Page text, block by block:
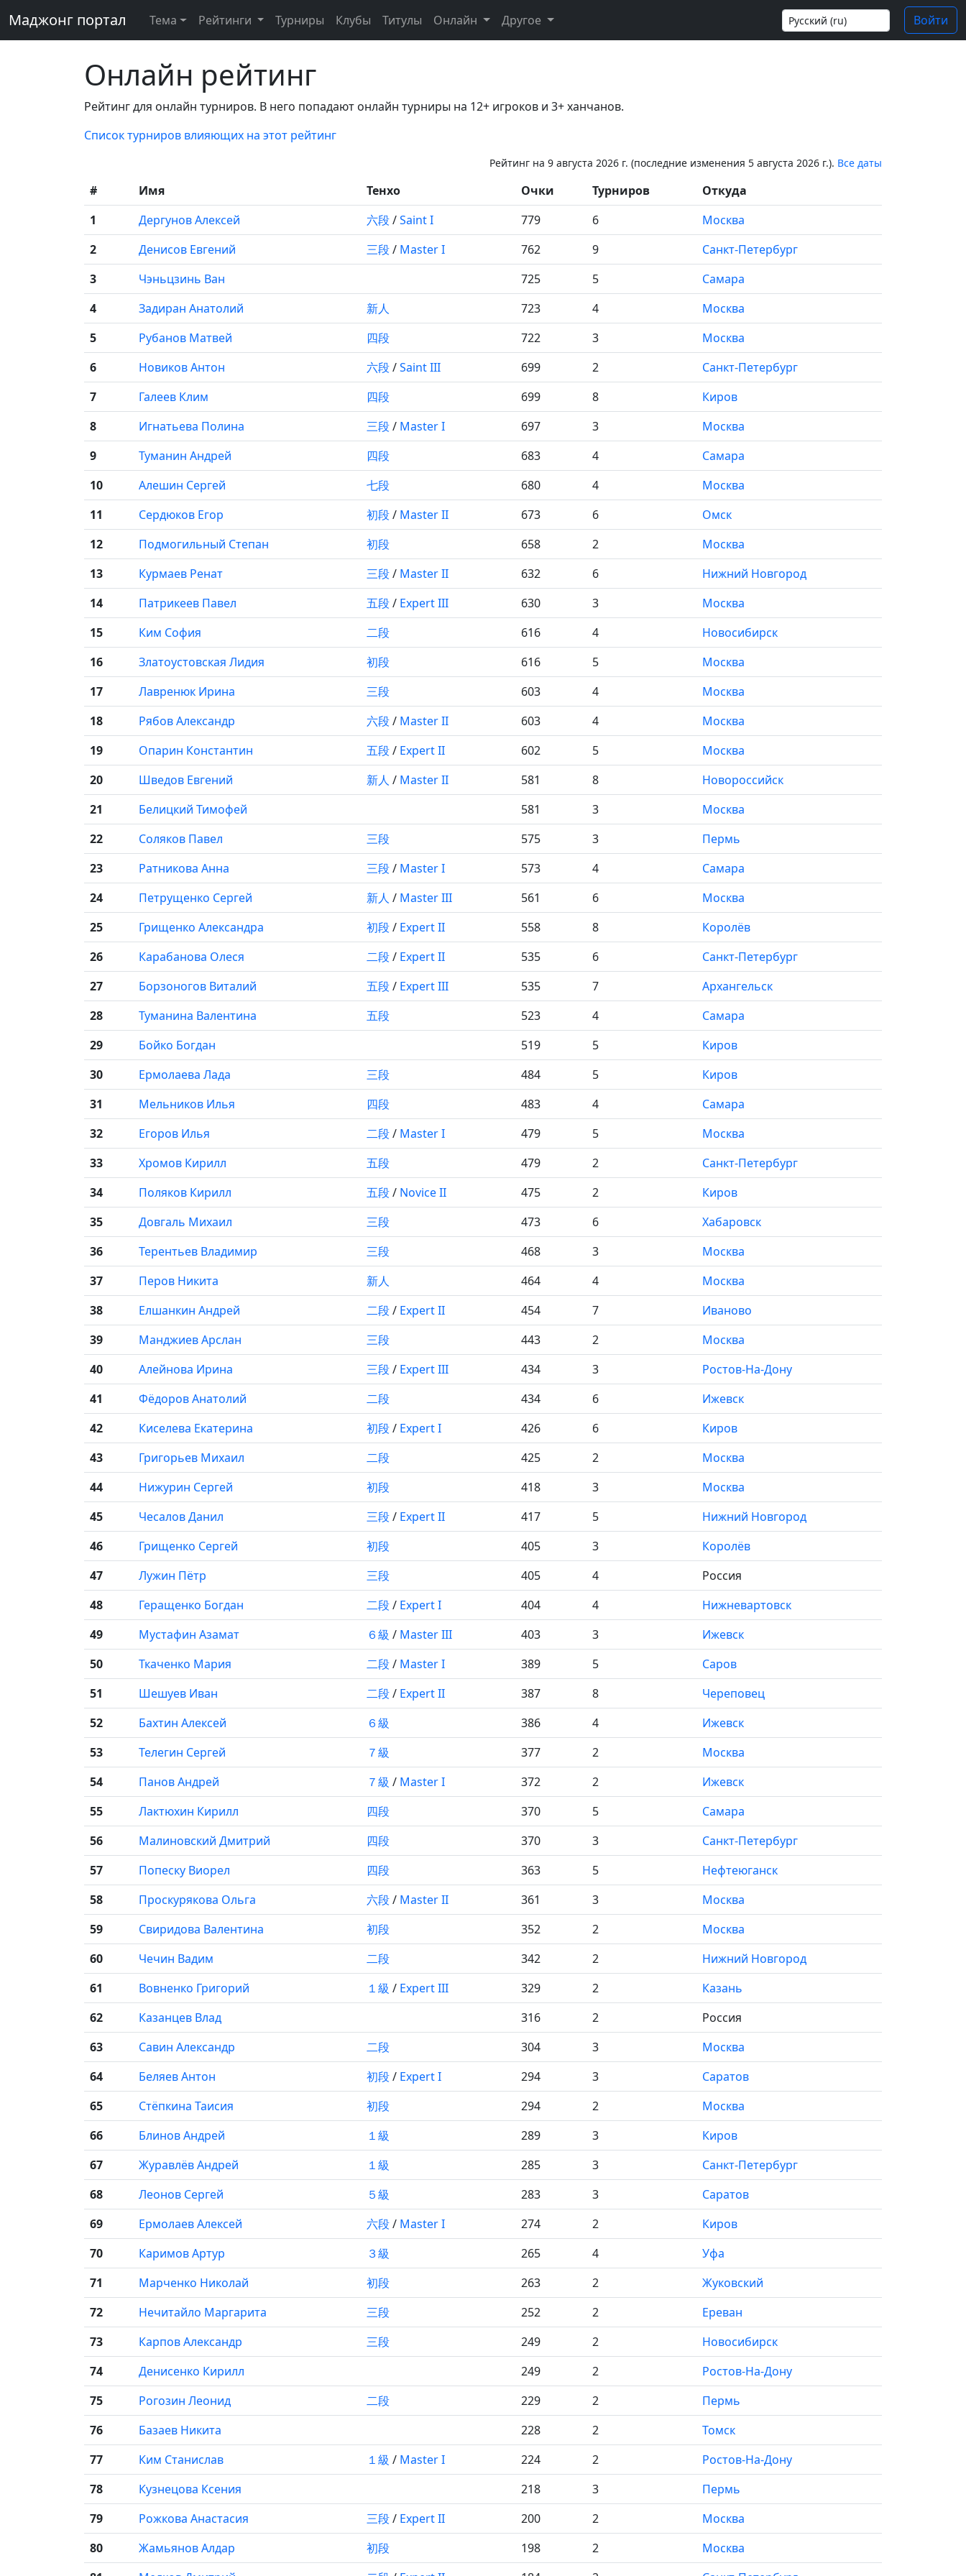
Маджонг портал Тема Рейтинги Турниры Клубы Титулы Онлайн Другое Войти
Онлайн рейтинг
Рейтинг для онлайн турниров. В него попадают онлайн турниры на 12+ игроков и 3+ ханчанов.
Список турниров влияющих на этот рейтинг
Рейтинг на 9 августа 2026 г. (последние изменения 5 августа 2026 г.). Все даты
# Имя Тенхо Очки Турниров
Откуда
1
Дергунов Алексей 六段/Saint I 779 6
Москва
2
Денисов Евгений 三段/ Master I 762 9
Санкт-Петербург
3
Чэньцзинь Ван 725 5
Самара
4
Задиран Анатолий 新人 723 4
Москва
5
Рубанов Матвей 四段 722 3
Москва
6
Новиков Антон 六段/Saint III 699 2
Санкт-Петербург
7
Галеев Клим 四段 699 8
Киров
8
Игнатьева Полина 三段/ Master I 697 3
Москва
9
Туманин Андрей 四段 683 4
Самара
10
Алешин Сергей 七段 680 4
Москва
11
Сердюков Егор 初段/ Master II 673 6
Омск
12
Подмогильный Степан 初段 658 2
Москва
13
Курмаев Ренат 三段/ Master II 632 6
Нижний Новгород
14
Патрикеев Павел 五段/ Expert III 630 3
Москва
15
Ким София 二段 616 4
Новосибирск
16
Златоустовская Лидия 初段 616 5
Москва
17
Лавренюк Ирина 三段 603 4
Москва
18
Рябов Александр 六段/ Master II 603 4
Москва
19
Опарин Константин 五段/ Expert II 602 5
Москва
20
Шведов Евгений 新人 / Master II 581 8
Новороссийск
21
Белицкий Тимофей 581 3
Москва
22
Соляков Павел 三段 575 3
Пермь
23
Ратникова Анна 三段/ Master I 573 4
Самара
24
Петрущенко Сергей 新人 / Master III 561 6
Москва
25
Грищенко Александра 初段/ Expert II 558 8
Королёв
26
Карабанова Олеся 二段/ Expert II 535 6
Санкт-Петербург
27
Борзоногов Виталий 五段/ Expert III 535 7
Архангельск
28
Туманина Валентина 五段 523 4
Самара
29
Бойко Богдан 519 5
Киров
30
Ермолаева Лада 三段 484 5
Киров
31
Мельников Илья 四段 483 4
Самара
32
Егоров Илья 二段/ Master I 479 5
Москва
33
Хромов Кирилл 五段 479 2
Санкт-Петербург
34
Поляков Кирилл 五段/ Novice II 475 2
Киров
35
Довгаль Михаил 三段 473 6
Хабаровск
36
Терентьев Владимир 三段 468 3
Москва
37
Перов Никита 新人 464 4
Москва
38
Елшанкин Андрей 二段/ Expert II 454 7
Иваново
39
Манджиев Арслан 三段 443 2
Москва
40
Алейнова Ирина 三段/ Expert III 434 3
Ростов-На-Дону
41
Фёдоров Анатолий 二段 434 6
Ижевск
42
Киселева Екатерина 初段/ Expert I 426 6
Киров
43
Григорьев Михаил 二段 425 2
Москва
44
Нижурин Сергей 初段 418 3
Москва
45
Чесалов Данил 三段/ Expert II 417 5
Нижний Новгород
46
Грищенко Сергей 初段 405 3
Королёв
47
Лужин Пётр 三段 405 4
Россия
48
Геращенко Богдан 二段/ Expert I 404 4
Нижневартовск
49
Мустафин Азамат ６級 / Master III 403 3
Ижевск
50
Ткаченко Мария 二段/ Master I 389 5
Саров
51
Шешуев Иван 二段/ Expert II 387 8
Череповец
52
Бахтин Алексей ６級 386 4
Ижевск
53
Телегин Сергей ７級 377 2
Москва
54
Панов Андрей ７級 / Master I 372 2
Ижевск
55
Лактюхин Кирилл 四段 370 5
Самара
56
Малиновский Дмитрий 四段 370 3
Санкт-Петербург
57
Попеску Виорел 四段 363 5
Нефтеюганск
58
Проскурякова Ольга 六段/ Master II 361 3
Москва
59
Свиридова Валентина 初段 352 2
Москва
60
Чечин Вадим 二段 342 2
Нижний Новгород
61
Вовненко Григорий １級 / Expert III 329 2
Казань
62
Казанцев Влад 316 2
Россия
63
Савин Александр 二段 304 3
Москва
64
Беляев Антон 初段/ Expert I 294 3
Саратов
65
Стёпкина Таисия 初段 294 2
Москва
66
Блинов Андрей １級 289 3
Киров
67
Журавлёв Андрей １級 285 3
Санкт-Петербург
68
Леонов Сергей ５級 283 3
Саратов
69
Ермолаев Алексей 六段/ Master I 274 2
Киров
70
Каримов Артур ３級 265 4
Уфа
71
Марченко Николай 初段 263 2
Жуковский
72
Нечитайло Маргарита 三段 252 2
Ереван
73
Карпов Александр 三段 249 2
Новосибирск
74
Денисенко Кирилл 249 2
Ростов-На-Дону
75
Рогозин Леонид 二段 229 2
Пермь
76
Базаев Никита 228 2
Томск
77
Ким Станислав １級 / Master I 224 2
Ростов-На-Дону
78
Кузнецова Ксения 218 3
Пермь
79
Рожкова Анастасия 三段/ Expert II 200 2
Москва
80
Жамьянов Алдар 初段 198 2
Москва